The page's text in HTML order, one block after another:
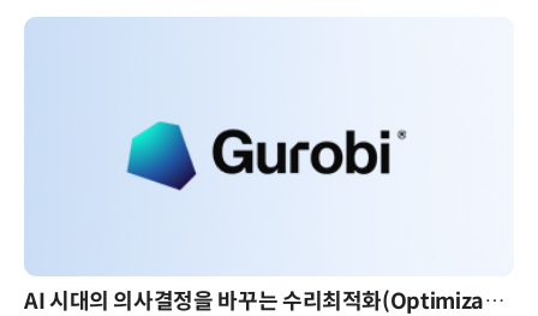
AI 시대의 의사결정을 바꾸는 수리최적화(Optimization): 실제 산업 적용 사례와 활용 전략